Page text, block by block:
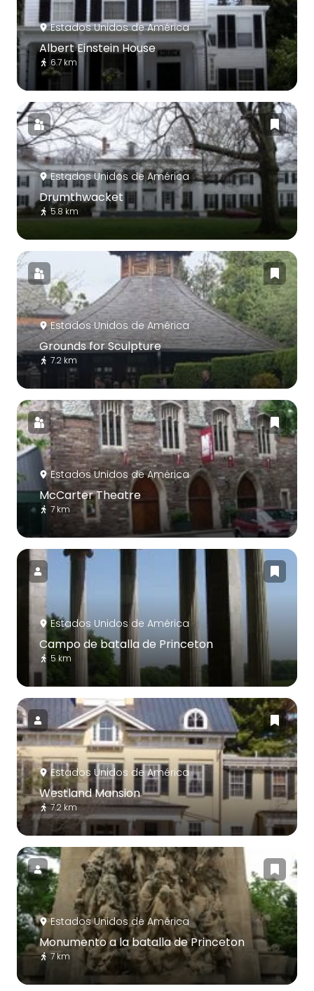
Estados Unidos de América
Albert Einstein House
6.7 km
Estados Unidos de América
Drumthwacket
5.8 km
Estados Unidos de América
Grounds for Sculpture
7.2 km
Estados Unidos de América
McCarter Theatre
7 km
Estados Unidos de América
Campo de batalla de Princeton
5 km
Estados Unidos de América
Westland Mansion
7.2 km
Estados Unidos de América
Monumento a la batalla de Princeton
7 km